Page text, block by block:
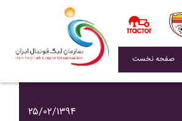
صفحه نخست
۲۵/۰۲/۱۳۹۴